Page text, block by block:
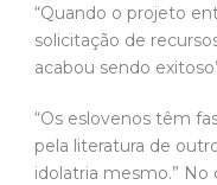
“Quando o projeto
solicitação de
acabou sendo
“Os eslovenos têm
pela literatura de
idolatria mesmo.” No